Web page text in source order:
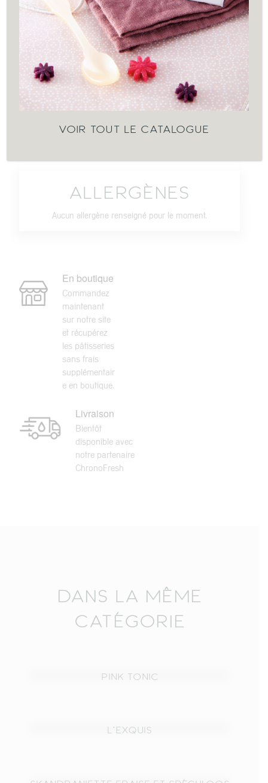
EN RUPTURE DE STOCK
INGRÉDIENTS
Aucun ingrédient renseigné pour le moment.
ALLERGÈNES
Aucun allergène renseigné pour le moment.
En boutique
Commandez
maintenant
sur notre site
et récupérez
les pâtisseries
sans frais
supplémentair
e en boutique.
Livraison
Bientôt
disponible avec
notre partenaire
ChronoFresh
DANS LA MÊME
CATÉGORIE
PINK TONIC
L’EXQUIS
VOIR TOUT LE CATALOGUE